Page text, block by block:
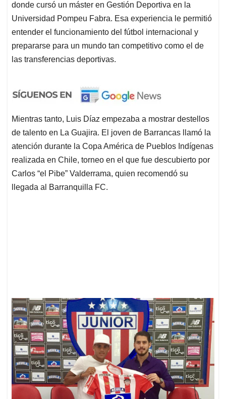
donde cursó un máster en Gestión Deportiva en la
Universidad Pompeu Fabra. Esa experiencia le permitió
entender el funcionamiento del fútbol internacional y
prepararse para un mundo tan competitivo como el de
las transferencias deportivas.
Mientras tanto, Luis Díaz empezaba a mostrar destellos
de talento en La Guajira. El joven de Barrancas llamó la
atención durante la Copa América de Pueblos Indígenas
realizada en Chile, torneo en el que fue descubierto por
Carlos “el Pibe” Valderrama, quien recomendó su
llegada al Barranquilla FC.